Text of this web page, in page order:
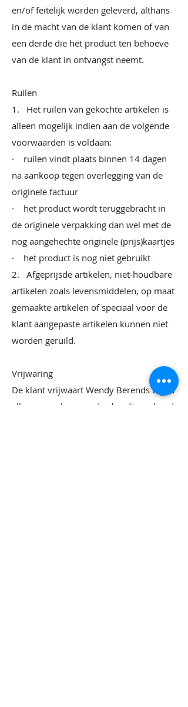
en/of feitelijk worden geleverd, althans
in de macht van de klant komen of van
een derde die het product ten behoeve
van de klant in ontvangst neemt.
Ruilen
1. Het ruilen van gekochte artikelen is
alleen mogelijk indien aan de volgende
voorwaarden is voldaan:
· ruilen vindt plaats binnen 14 dagen
na aankoop tegen overlegging van de
originele factuur
· het product wordt teruggebracht in
de originele verpakking dan wel met de
nog aangehechte originele (prijs)kaartjes
· het product is nog niet gebruikt
2. Afgeprijsde artikelen, niet-houdbare
artikelen zoals levensmiddelen, op maat
gemaakte artikelen of speciaal voor de
klant aangepaste artikelen kunnen niet
worden geruild.
Vrijwaring
De klant vrijwaart Wendy Berends tegen
alle aanspraken van derden die verband